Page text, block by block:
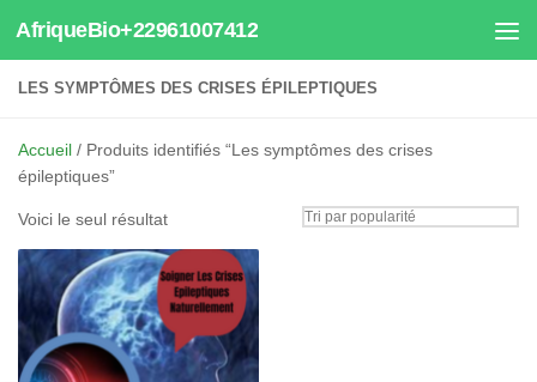
Au dessous du contenu
AfriqueBio+22961007412
LES SYMPTÔMES DES CRISES ÉPILEPTIQUES
Accueil / Produits identifiés “Les symptômes des crises
épileptiques”
Voici le seul résultat